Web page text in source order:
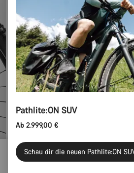
Pathlite:ON 4 SUV
Pathlite:ON SUV
Ab 2.999,00 €
Schau dir die neuen Pathlite:ON